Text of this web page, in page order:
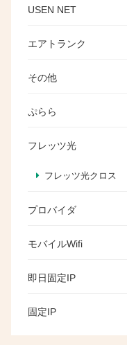
USEN NET
エアトランク
その他
ぷらら
フレッツ光
フレッツ光クロス
プロバイダ
モバイルWifi
即日固定IP
固定IP